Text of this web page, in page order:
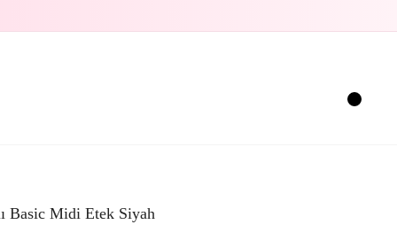
Basic Midi Etek Siyah